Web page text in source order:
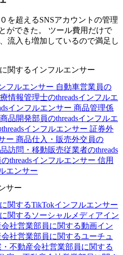
を超えるSNSアカウントの管理
ができた。 ツール費用だけで
流入も増加しているので満足し
関するインフルエンサー
フルエンサー 自動車営業員の
情報管理士のthreadsインフルエ
インフルエンサー 商品管理係
商品開発部員のthreadsインフルエ
インフルエンサー 証券外
ー 商品仕入・販売外交員の
訪問・移動販売従業者のthreads
threadsインフルエンサー 信用
エンサー
サー
関するTikTokインフルエンサー
関するソーシャルメディアイン
社営業部員に関する動画イン
社営業部員に関するユーチュ
不動産会社営業部員に関する